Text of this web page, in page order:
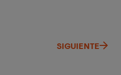
SIGUIENTE